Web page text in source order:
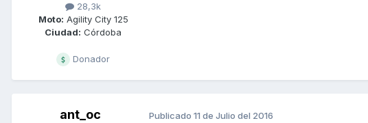
28,3k
Moto: Agility City 125
Ciudad: Córdoba
Donador
ant_oc Publicado 11 de Julio del 2016